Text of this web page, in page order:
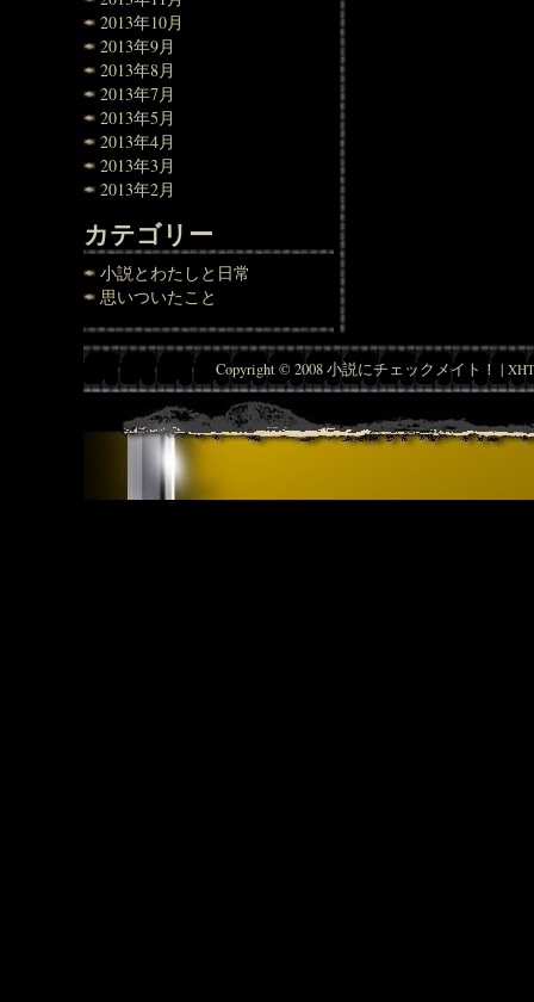
2013年10月
2013年9月
2013年8月
2013年7月
2013年5月
2013年4月
2013年3月
2013年2月
カテゴリー
小説とわたしと日常
思いついたこと
Copyright © 2008 小説にチェックメイト！ |